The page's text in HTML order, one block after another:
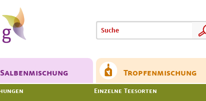
Einzelne Teesorten
Salbenmischung Tropfenmischung